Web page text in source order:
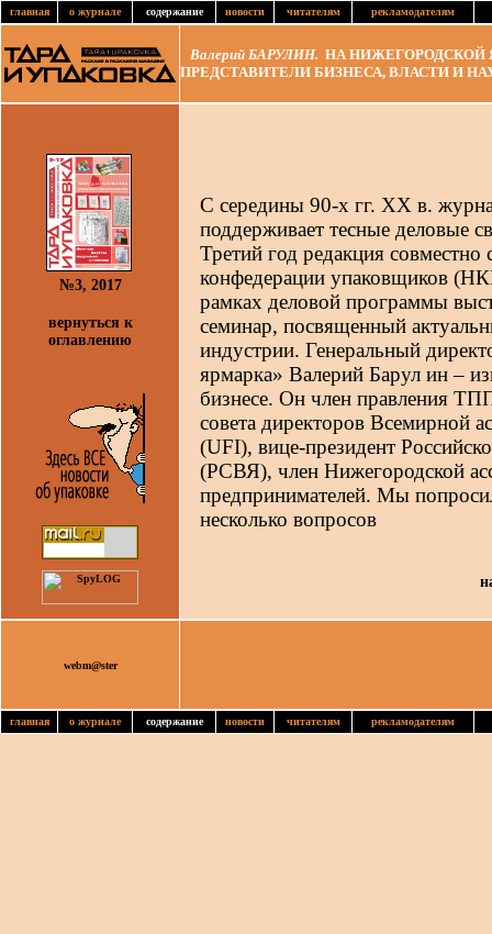
главная о журнале содержание новости читателям рекламодателям
Валерий БАРУЛИН. НА НИЖЕГОРОДСКОЙ
ПРЕДСТАВИТЕЛИ БИЗНЕСА, ВЛАСТИ И
№3, 2017
вернуться к
оглавлению
С середины 90-х гг. ХХ в.
поддерживает тесные деловые
Третий год редакция
конфедерации упаковщиков
рамках деловой программы
семинар, посвященный
индустрии. Генеральный
ярмарка» Валерий Барул ин –
бизнесе. Он член правления
совета директоров Всемирной
(UFI), вице-президент
(РСВЯ), член Нижегородской
предпринимателей. Мы
несколько вопросов
webm@ster
главная о журнале содержание новости читателям рекламодателям